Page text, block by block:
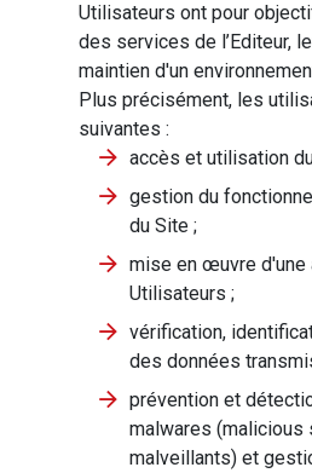
Utilisateurs ont pour
des services de l’Editeur,
maintien d'un
Plus précisément, les
suivantes :
accès et utilisation
gestion du
du Site ;
mise en œuvre d'une
Utilisateurs ;
vérification,
des données
prévention et
malwares
malveillants) et